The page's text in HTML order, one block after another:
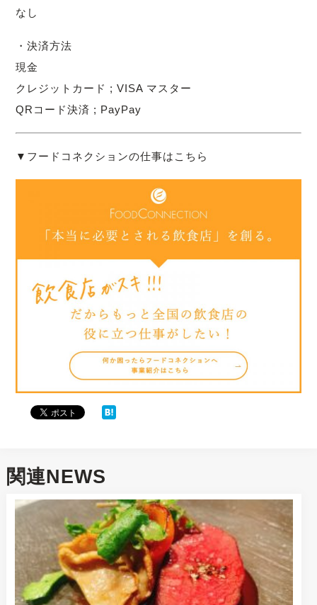
なし
・決済方法
現金
クレジットカード ; VISA マスター
QRコード決済 ; PayPay
▼フードコネクションの仕事はこちら
関連NEWS